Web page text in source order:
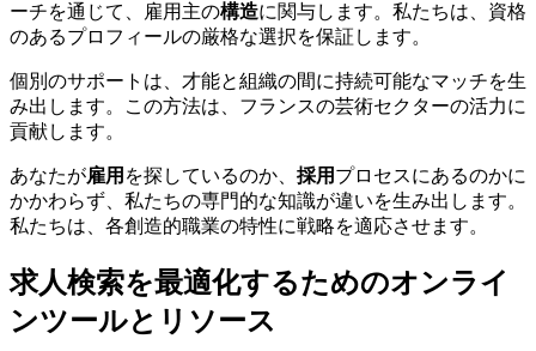
ーチを通じて、雇用主の構造に関与します。私たちは、資格
のあるプロフィールの厳格な選択を保証します。
個別のサポートは、才能と組織の間に持続可能なマッチを生
み出します。この方法は、フランスの芸術セクターの活力に
貢献します。
あなたが雇用 を探しているのか、 採用 プロセスにあるのかに
かかわらず、私たちの専門的な知識が違いを生み出します。
私たちは、各創造的職業の特性に戦略を適応させます。
求人検索を最適化するためのオンライ
ンツールとリソース